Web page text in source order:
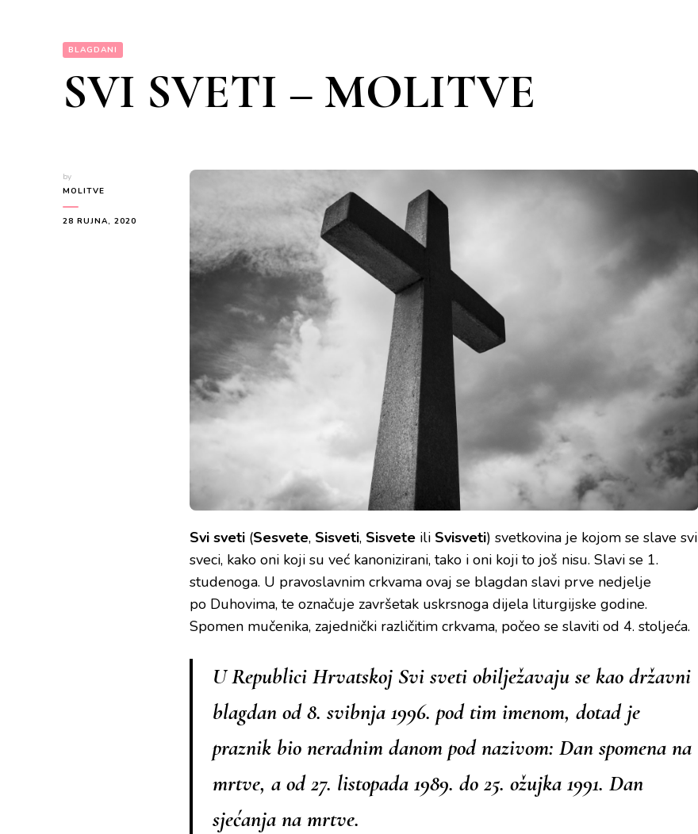
BLAGDANI
SVI SVETI – MOLITVE
by
MOLITVE
28 RUJNA, 2020
Svi sveti (Sesvete, Sisveti, Sisvete ili Svisveti) svetkovina je kojom se slave svi
sveci, kako oni koji su već kanonizirani, tako i oni koji to još nisu. Slavi se 1.
studenoga. U pravoslavnim crkvama ovaj se blagdan slavi prve nedjelje
po Duhovima, te označuje završetak uskrsnoga dijela liturgijske godine.
Spomen mučenika, zajednički različitim crkvama, počeo se slaviti od 4. stoljeća.
U Republici Hrvatskoj Svi sveti obilježavaju se kao državni
blagdan od 8. svibnja 1996. pod tim imenom, dotad je
praznik bio neradnim danom pod nazivom: Dan spomena na
mrtve, a od 27. listopada 1989. do 25. ožujka 1991. Dan
sjećanja na mrtve.